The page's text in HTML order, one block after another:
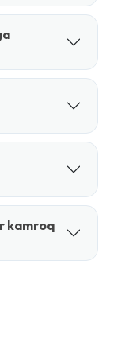
kamroq